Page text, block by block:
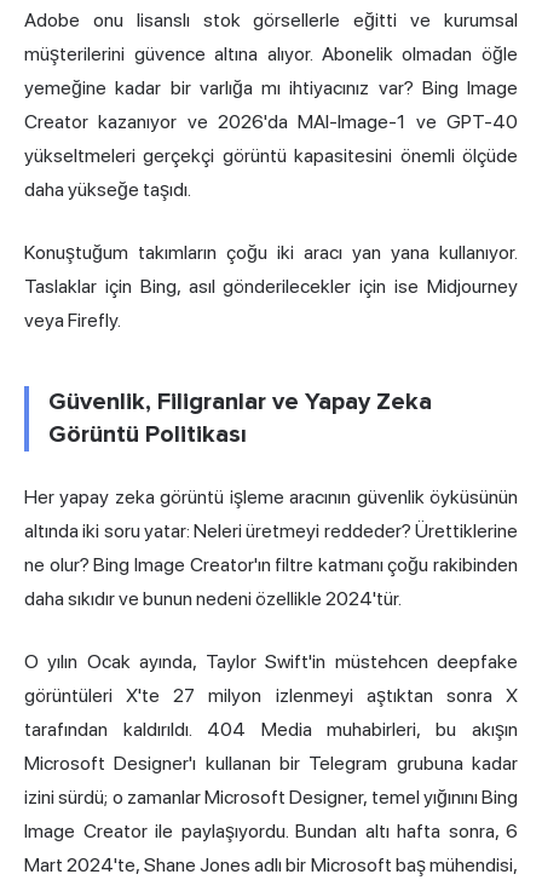
Adobe onu lisanslı stok görsellerle eğitti ve kurumsal
müşterilerini güvence altına alıyor. Abonelik olmadan öğle
yemeğine kadar bir varlığa mı ihtiyacınız var? Bing Image
Creator kazanıyor ve 2026'da MAI-Image-1 ve GPT-40
yükseltmeleri gerçekçi görüntü kapasitesini önemli ölçüde
daha yükseğe taşıdı.
Konuştuğum takımların çoğu iki aracı yan yana kullanıyor.
Taslaklar için Bing, asıl gönderilecekler için ise Midjourney
veya Firefly.
Güvenlik, Filigranlar ve Yapay Zeka
Görüntü Politikası
Her yapay zeka görüntü işleme aracının güvenlik öyküsünün
altında iki soru yatar: Neleri üretmeyi reddeder? Ürettiklerine
ne olur? Bing Image Creator'ın filtre katmanı çoğu rakibinden
daha sıkıdır ve bunun nedeni özellikle 2024'tür.
O yılın Ocak ayında, Taylor Swift'in müstehcen deepfake
görüntüleri X'te 27 milyon izlenmeyi aştıktan sonra X
tarafından kaldırıldı. 404 Media muhabirleri, bu akışın
Microsoft Designer'ı kullanan bir Telegram grubuna kadar
izini sürdü; o zamanlar Microsoft Designer, temel yığınını Bing
Image Creator ile paylaşıyordu. Bundan altı hafta sonra, 6
Mart 2024'te, Shane Jones adlı bir Microsoft baş mühendisi,